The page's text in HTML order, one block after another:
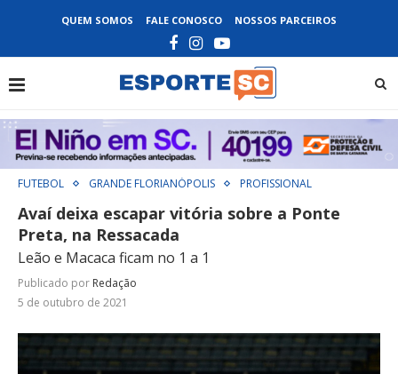
QUEM SOMOS FALE CONOSCO NOSSOS PARCEIROS
FUTEBOL GRANDE FLORIANÓPOLIS PROFISSIONAL
Avaí deixa escapar vitória sobre a Ponte
Preta, na Ressacada
Leão e Macaca ficam no 1 a 1
Publicado por Redação
5 de outubro de 2021